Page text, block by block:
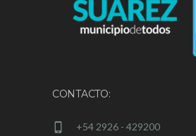
CONTACTO:
+54 2926 - 429200